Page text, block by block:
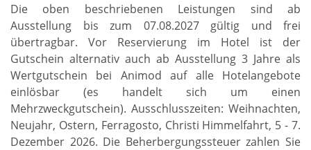
Die oben beschriebenen Leistungen sind ab
Ausstellung bis zum 07.08.2027 gültig und frei
übertragbar. Vor Reservierung im Hotel ist der
Gutschein alternativ auch ab Ausstellung 3 Jahre als
Wertgutschein bei Animod auf alle Hotelangebote
einlösbar (es handelt sich um einen
Mehrzweckgutschein). Ausschlusszeiten: Weihnachten,
Neujahr, Ostern, Ferragosto, Christi Himmelfahrt, 5 - 7.
Dezember 2026. Die Beherbergungssteuer zahlen Sie